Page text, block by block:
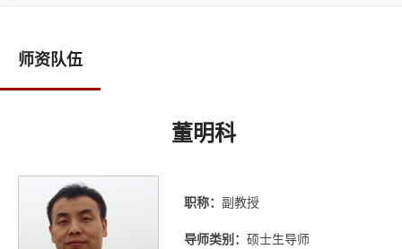
师资队伍
董明科
职称： 副教授
导师类别： 硕士生导师